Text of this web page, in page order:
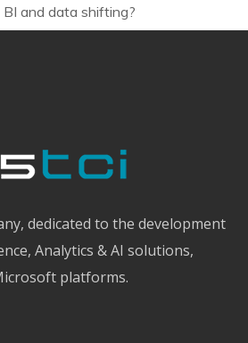
and data shifting?
dedicated to the development
Analytics & AI solutions,
platforms.